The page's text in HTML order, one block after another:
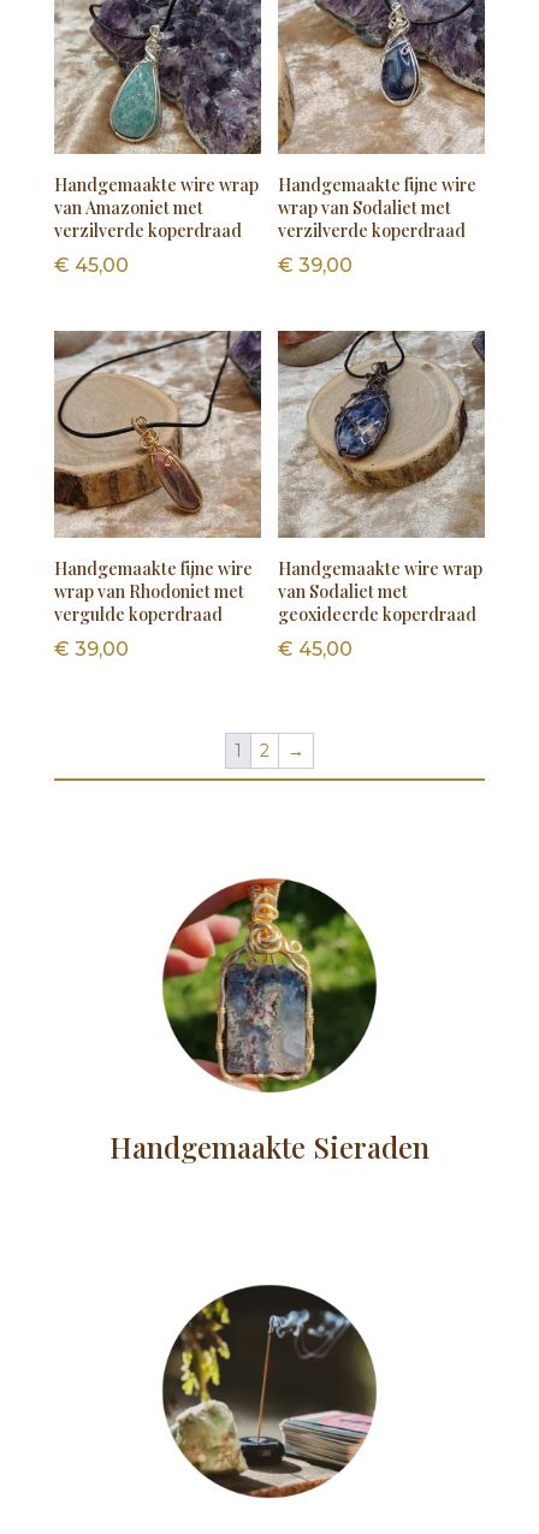
Handgemaakte wire wrap
van Amazoniet met
verzilverde koperdraad
€ 45,00
Handgemaakte fijne wire
wrap van Sodaliet met
verzilverde koperdraad
€ 39,00
Handgemaakte fijne wire
wrap van Rhodoniet met
vergulde koperdraad
€ 39,00
Handgemaakte wire wrap
van Sodaliet met
geoxideerde koperdraad
€ 45,00
1 2 →
Handgemaakte Sieraden